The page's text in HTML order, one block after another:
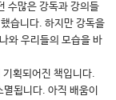
수많은 강독과 강의들
습니다. 하지만 강독을
와 우리들의 모습을 바
획되어진 책입니다.
됩니다. 아직 배움이